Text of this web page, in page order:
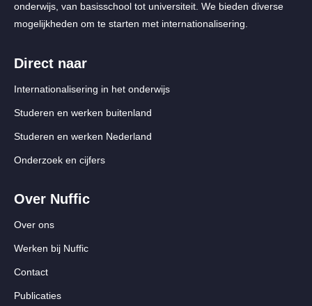
onderwijs, van basisschool tot universiteit. We bieden diverse
mogelijkheden om te starten met internationalisering.
Direct naar
Internationalisering in het onderwijs
Studeren en werken buitenland
Studeren en werken Nederland
Onderzoek en cijfers
Over Nuffic
Over ons
Werken bij Nuffic
Contact
Publicaties